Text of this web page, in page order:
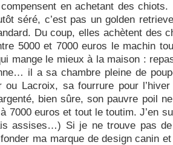
compensent en achetant des
séré, c’est pas un golden
Du coup, elles achètent des
5000 et 7000 euros le machin
mange le mieux à la maison :
il a sa chambre pleine de
ou Lacroix, sa fourrure pour
bien sûre, son pauvre poil
7000 euros et tout le toutim. J’en
assises…) Si je ne trouve pas
ma marque de design canin